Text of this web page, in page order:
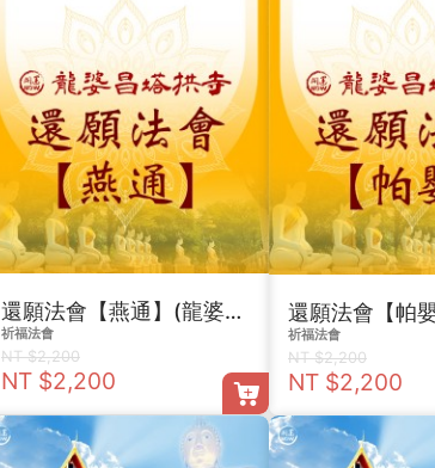
還願法會【燕通】(龍婆昌塔拱寺)
祈福法會
NT $2,200
NT $2,200
祈福法會
NT $2,200
NT $2,200